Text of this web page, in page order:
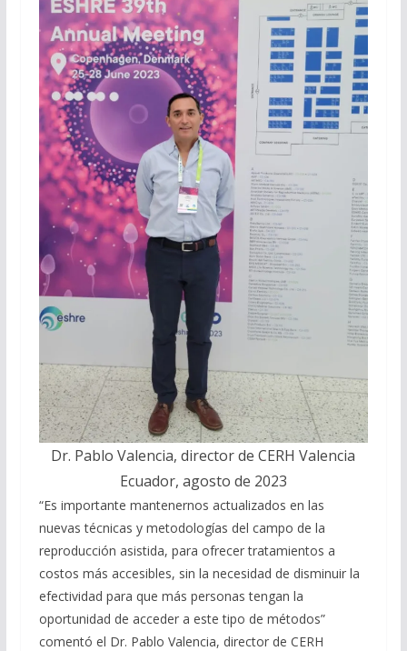
Dr. Pablo Valencia, director de CERH Valencia
Ecuador, agosto de 2023
“Es importante mantenernos actualizados en las
nuevas técnicas y metodologías del campo de la
reproducción asistida, para ofrecer tratamientos a
costos más accesibles, sin la necesidad de disminuir la
efectividad para que más personas tengan la
oportunidad de acceder a este tipo de métodos”
comentó el Dr. Pablo Valencia, director de CERH